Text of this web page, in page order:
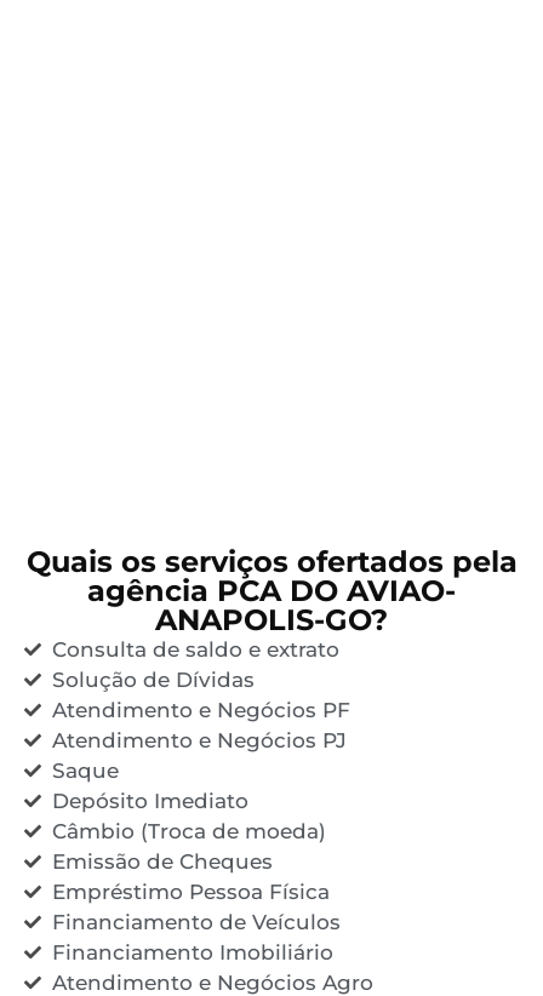
Quais os serviços ofertados pela
agência PCA DO AVIAO-
ANAPOLIS-GO?
Consulta de saldo e extrato
Solução de Dívidas
Atendimento e Negócios PF
Atendimento e Negócios PJ
Saque
Depósito Imediato
Câmbio (Troca de moeda)
Emissão de Cheques
Empréstimo Pessoa Física
Financiamento de Veículos
Financiamento Imobiliário
Atendimento e Negócios Agro